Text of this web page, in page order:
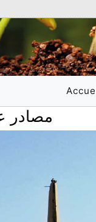
مصادر عبرية: